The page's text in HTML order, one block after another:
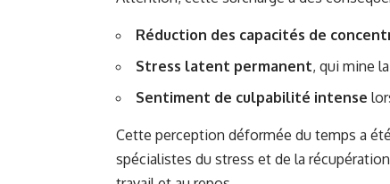
Réduction des capacités de
Stress latent permanent, qui mine
Sentiment de culpabilité intense
Cette perception déformée du temps a
spécialistes du stress et de la